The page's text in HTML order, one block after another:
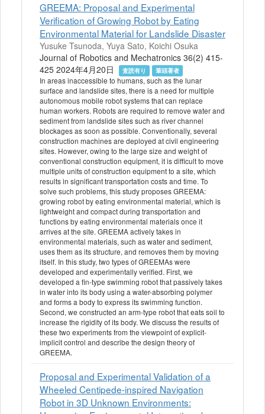
GREEMA: Proposal and Experimental
Verification of Growing Robot by Eating
Environmental Material for Landslide Disaster
Yusuke Tsunoda, Yuya Sato, Koichi Osuka
Journal of Robotics and Mechatronics 36(2) 415-
425 2024年4月20日
査読有り 筆頭著者
In areas inaccessible to humans, such as the lunar
surface and landslide sites, there is a need for multiple
autonomous mobile robot systems that can replace
human workers. Robots are required to remove water and
sediment from landslide sites such as river channel
blockages as soon as possible. Conventionally, several
construction machines are deployed at civil engineering
sites. However, owing to the large size and weight of
conventional construction equipment, it is difficult to move
multiple units of construction equipment to a site, which
results in significant transportation costs and time. To
solve such problems, this study proposes GREEMA:
growing robot by eating environmental material, which is
lightweight and compact during transportation and
functions by eating environmental materials once it
arrives at the site. GREEMA actively takes in
environmental materials, such as water and sediment,
uses them as its structure, and removes them by moving
itself. In this study, two types of GREEMAs were
developed and experimentally verified. First, we
developed a fin-type swimming robot that passively takes
in water into its body using a water-absorbing polymer
and forms a body to express its swimming function.
Second, we constructed an arm-type robot that eats soil to
increase the rigidity of its body. We discuss the results of
these two experiments from the viewpoint of explicit-
implicit control and describe the design theory of
GREEMA.
Proposal and Experimental Validation of a
Wheeled Centipede-inspired Navigation
Robot in 3D Unknown Environments: